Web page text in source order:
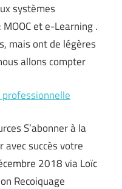
systèmes
et e-Learning .
mais ont de légères
allons compter
S’abonner à la
succès votre
2018 via Loïc
Recoiquage